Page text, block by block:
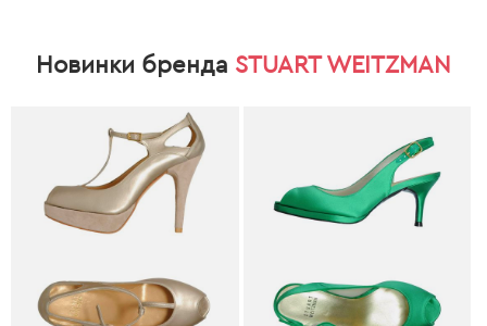
Новинки бренда STUART WEITZMAN